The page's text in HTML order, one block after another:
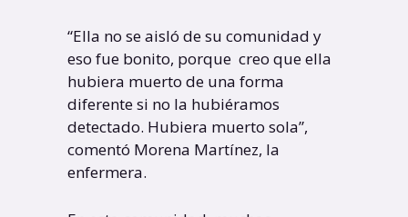
“Ella no se aisló de su comunidad y
eso fue bonito, porque creo que ella
hubiera muerto de una forma
diferente si no la hubiéramos
detectado. Hubiera muerto sola”,
comentó Morena Martínez, la
enfermera.